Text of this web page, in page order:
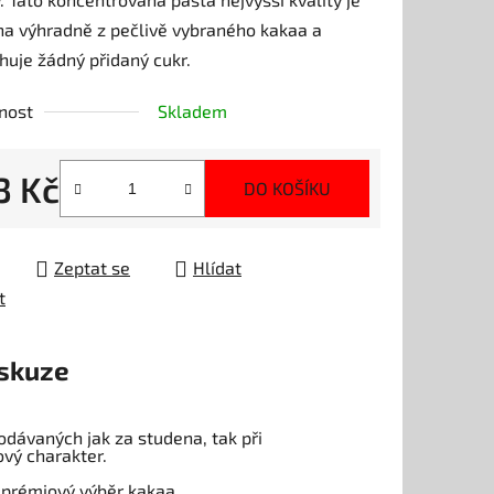
výhradně z pečlivě vybraného kakaa a
žádný přidaný cukr.
Skladem
Kč DO KOŠÍKU
Zeptat se
Hlídat
jak za studena, tak při
charakter.